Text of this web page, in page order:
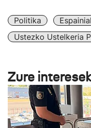
Politika
Ustezko Ustelkeria
Zure